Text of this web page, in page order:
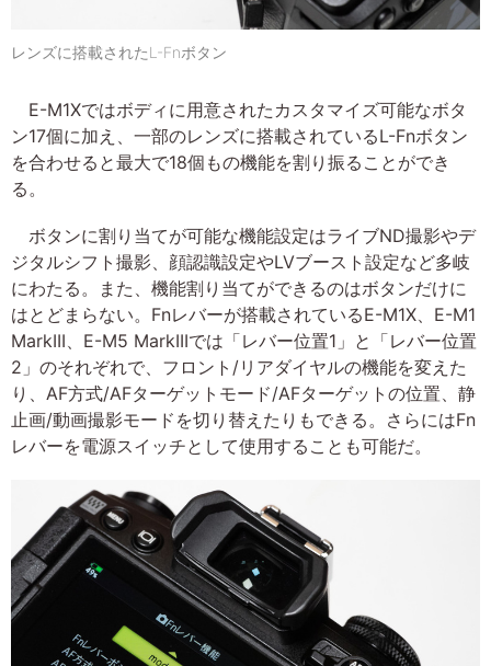
レンズに搭載されたL-Fnボタン
E-M1Xではボディに用意されたカスタマイズ可能なボタ
ン17個に加え、一部のレンズに搭載されているL-Fnボタン
を合わせると最大で18個もの機能を割り振ることができ
る。
ボタンに割り当てが可能な機能設定はライブND撮影やデ
ジタルシフト撮影、顔認識設定やLVブースト設定など多岐
にわたる。また、機能割り当てができるのはボタンだけに
はとどまらない。Fnレバーが搭載されているE-M1X、E-M1
MarkIII、E-M5 MarkIIIでは「レバー位置1」と「レバー位置
2」のそれぞれで、フロント/リアダイヤルの機能を変えた
り、AF方式/AFターゲットモード/AFターゲットの位置、静
止画/動画撮影モードを切り替えたりもできる。さらにはFn
レバーを電源スイッチとして使用することも可能だ。